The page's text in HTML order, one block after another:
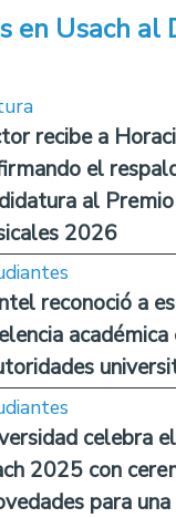
en Usach al
recibe a
el
al
2026
reconoció a
celebra
2025 con
para